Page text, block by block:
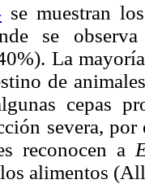
se muestran
se
La
de
cepas
severa,
reconocen a
alimentos